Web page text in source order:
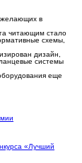
желающих в
читающим стало
схемы,
дизайн,
системы
еще
«Лучший